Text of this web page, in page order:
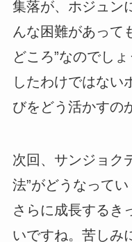
集落が、ホジュン
んな困難があって
どころ”なのでし
したわけではない
びをどう活かすの
次回、サンジョク
法”がどうなって
さらに成長するき
いですね。苦しみ